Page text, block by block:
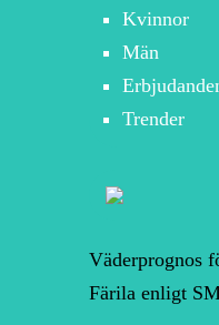
Kvinnor
Män
Trender
Väderprognos
Färila enligt